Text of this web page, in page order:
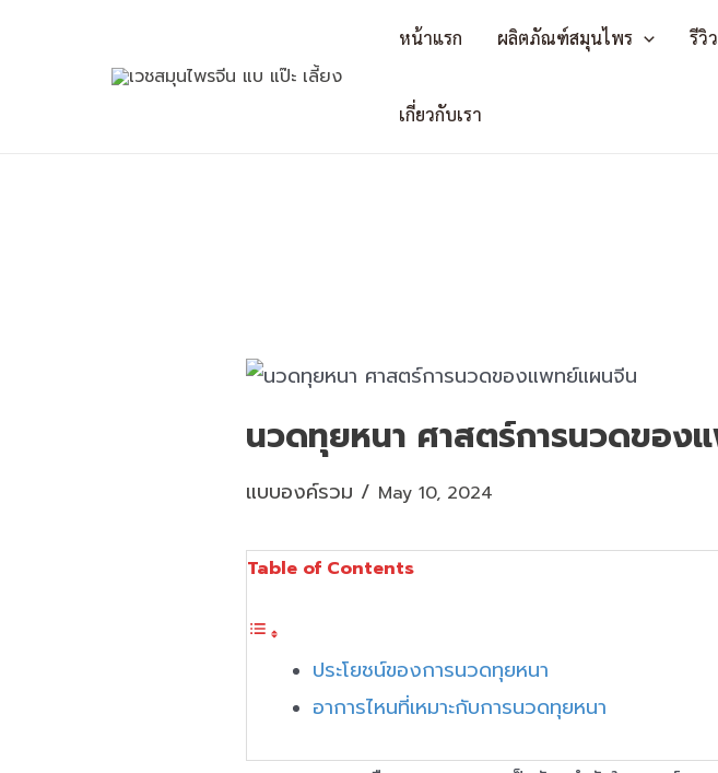
หน้าแรก ผลิตภัณฑ์สมุนไพร รีวิว
เกี่ยวกับเรา
นวดทุยหนา ศาสตร์การนวดของ
แบบองค์รวม / May 10, 2024
Table of Contents
ประโยชน์ของการนวดทุยหนา
อาการไหนที่เหมาะกับการนวดทุยหนา